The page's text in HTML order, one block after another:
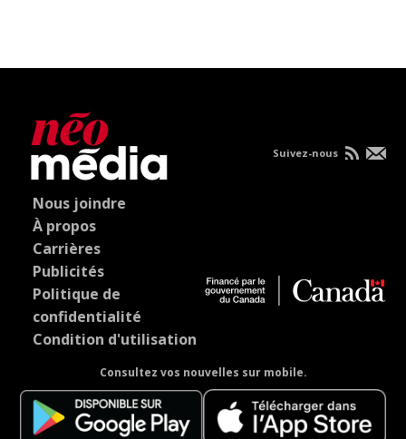
Nous joindre
À propos
Carrières
Publicités
Politique de
confidentialité
Condition d'utilisation
Consultez vos nouvelles sur mobile.
Suivez-nous